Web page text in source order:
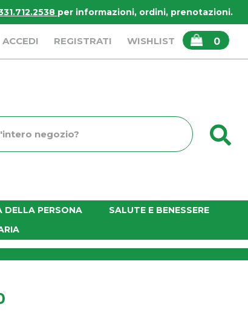
per informazioni, ordini, prenotazioni.
ACCEDI REGISTRATI WISHLIST 0
ARTICOLI
INSERITI
DELLA PERSONA
SALUTE E BENESSERE